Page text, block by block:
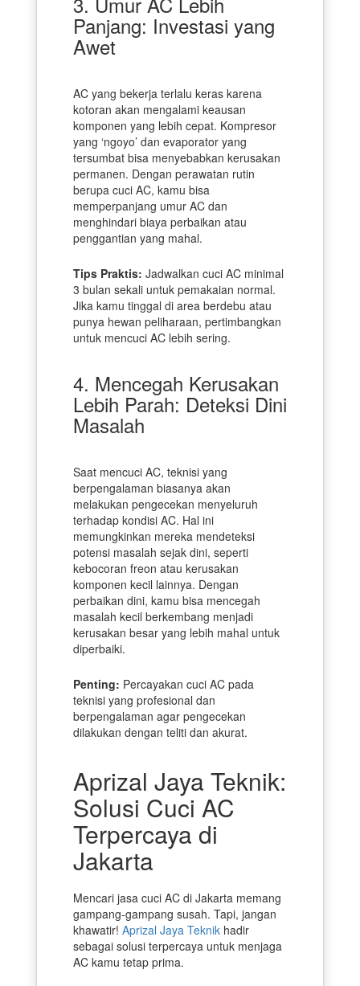
Panjang: Investasi yang
Awet
AC yang bekerja terlalu keras karena
kotoran akan mengalami keausan
komponen yang lebih cepat. Kompresor
yang ‘ngoyo’ dan evaporator yang
tersumbat bisa menyebabkan kerusakan
permanen. Dengan perawatan rutin
berupa cuci AC, kamu bisa
memperpanjang umur AC dan
menghindari biaya perbaikan atau
penggantian yang mahal.
Tips Praktis: Jadwalkan cuci AC minimal
3 bulan sekali untuk pemakaian normal.
Jika kamu tinggal di area berdebu atau
punya hewan peliharaan, pertimbangkan
untuk mencuci AC lebih sering.
4. Mencegah Kerusakan
Lebih Parah: Deteksi Dini
Masalah
Saat mencuci AC, teknisi yang
berpengalaman biasanya akan
melakukan pengecekan menyeluruh
terhadap kondisi AC. Hal ini
memungkinkan mereka mendeteksi
potensi masalah sejak dini, seperti
kebocoran freon atau kerusakan
komponen kecil lainnya. Dengan
perbaikan dini, kamu bisa mencegah
masalah kecil berkembang menjadi
kerusakan besar yang lebih mahal untuk
diperbaiki.
Penting: Percayakan cuci AC pada
teknisi yang profesional dan
berpengalaman agar pengecekan
dilakukan dengan teliti dan akurat.
Aprizal Jaya Teknik:
Solusi Cuci AC
Terpercaya di
Jakarta
Mencari jasa cuci AC di Jakarta memang
gampang-gampang susah. Tapi, jangan
khawatir! Aprizal Jaya Teknikhadir
sebagai solusi terpercaya untuk menjaga
AC kamu tetap prima.